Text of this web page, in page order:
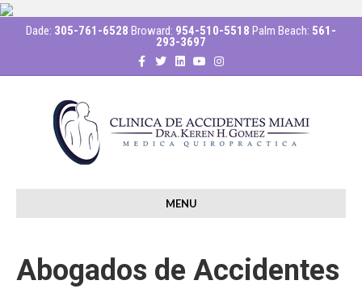
Dade: 305-761-6528 Broward: 954-510-5518 Palm Beach: 561-
293-3697
c
o
k
T
w
i
r
n
i
n
Y
o
u
e
s
r
a
m
MENU
Abogados de Accidentes